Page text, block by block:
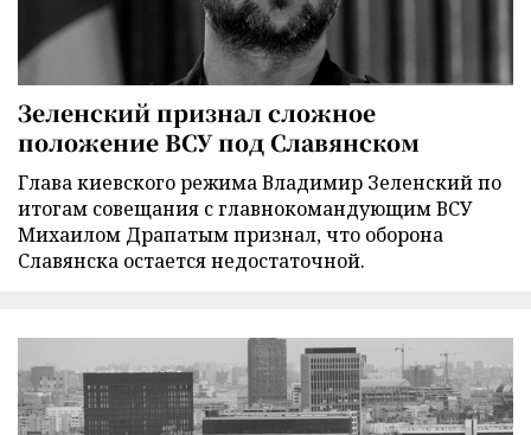
Зеленский признал сложное
положение ВСУ под Славянском
Глава киевского режима Владимир Зеленский по
итогам совещания с главнокомандующим ВСУ
Михаилом Драпатым признал, что оборона
Славянска остается недостаточной.